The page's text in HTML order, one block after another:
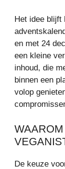
Het idee
en met 24
een kleine
inhoud, die
binnen een
volop
De keuze